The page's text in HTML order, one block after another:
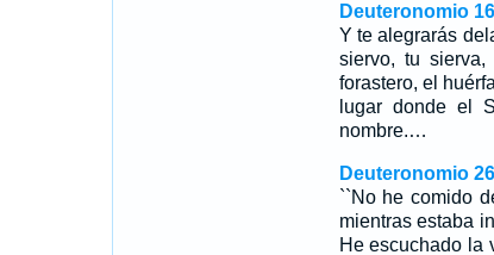
Deuteronomio
Y te alegrarás
siervo, tu
forastero, el
lugar donde el
nombre.…
Deuteronomio
``No he comido
mientras estaba
He escuchado la